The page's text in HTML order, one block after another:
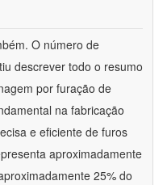
O número de
descrever todo o resumo
por furação de
na fabricação
e eficiente de furos
aproximadamente
25% do